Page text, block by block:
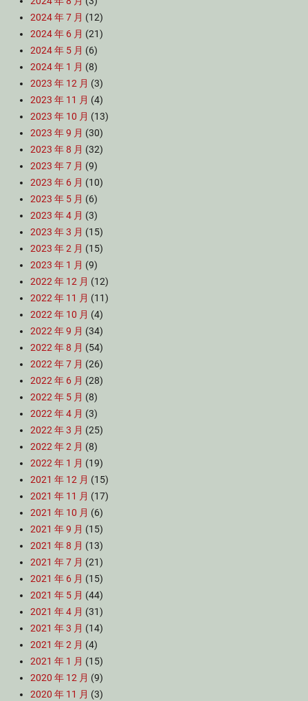
2024 年 7 月 (12)
2024 年 6 月 (21)
2024 年 5 月 (6)
2024 年 1 月 (8)
2023 年 12 月 (3)
2023 年 11 月 (4)
2023 年 10 月 (13)
2023 年 9 月 (30)
2023 年 8 月 (32)
2023 年 7 月 (9)
2023 年 6 月 (10)
2023 年 5 月 (6)
2023 年 4 月 (3)
2023 年 3 月 (15)
2023 年 2 月 (15)
2023 年 1 月 (9)
2022 年 12 月 (12)
2022 年 11 月 (11)
2022 年 10 月 (4)
2022 年 9 月 (34)
2022 年 8 月 (54)
2022 年 7 月 (26)
2022 年 6 月 (28)
2022 年 5 月 (8)
2022 年 4 月 (3)
2022 年 3 月 (25)
2022 年 2 月 (8)
2022 年 1 月 (19)
2021 年 12 月 (15)
2021 年 11 月 (17)
2021 年 10 月 (6)
2021 年 9 月 (15)
2021 年 8 月 (13)
2021 年 7 月 (21)
2021 年 6 月 (15)
2021 年 5 月 (44)
2021 年 4 月 (31)
2021 年 3 月 (14)
2021 年 2 月 (4)
2021 年 1 月 (15)
2020 年 12 月 (9)
2020 年 11 月 (3)